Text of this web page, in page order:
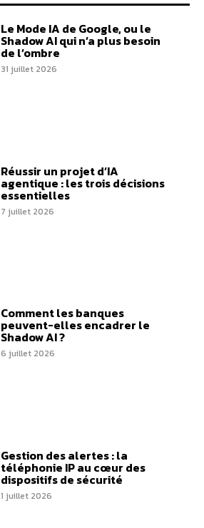
Le Mode IA de Google, ou le
Shadow AI qui n’a plus besoin
de l’ombre
31 juillet 2026
Réussir un projet d’IA
agentique : les trois décisions
essentielles
7 juillet 2026
Comment les banques
peuvent-elles encadrer le
Shadow AI ?
6 juillet 2026
Gestion des alertes : la
téléphonie IP au cœur des
dispositifs de sécurité
1 juillet 2026